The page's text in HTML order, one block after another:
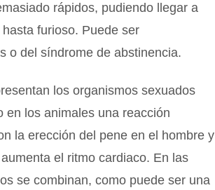
rápidos, pudiendo llegar a
furioso. Puede ser
o del síndrome de abstinencia.
los organismos sexuados
en los animales una reacción
la erección del pene en el hombre y
el ritmo cardiaco. En las
se combinan, como puede ser una